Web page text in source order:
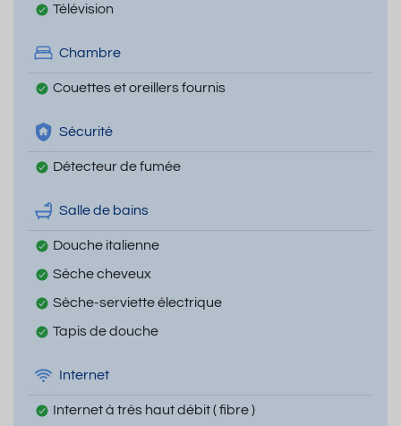
Télévision
Chambre
Couettes et oreillers fournis
Sécurité
Détecteur de fumée
Salle de bains
Douche italienne
Sèche cheveux
Sèche-serviette électrique
Tapis de douche
Internet
Internet à très haut débit ( fibre )